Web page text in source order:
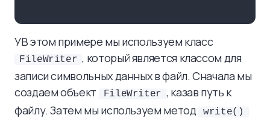
УВ этом примере мы используем класс
FileWriter , который является классом для
записи символьных данных в файл. Сначала мы
создаем объект
FileWriter , казав путь к
файлу. Затем мы используем метод
write()